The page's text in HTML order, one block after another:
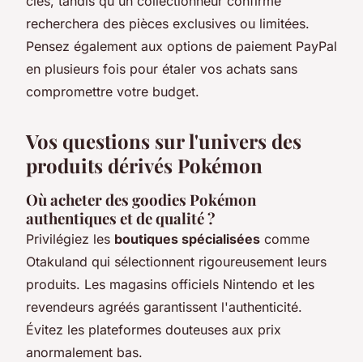
recherchera des pièces exclusives ou limitées.
Pensez également aux options de paiement PayPal
en plusieurs fois pour étaler vos achats sans
compromettre votre budget.
Vos questions sur l'univers des
produits dérivés Pokémon
Où acheter des goodies Pokémon
authentiques et de qualité ?
Privilégiez les boutiques spécialisées comme
Otakuland qui sélectionnent rigoureusement leurs
produits. Les magasins officiels Nintendo et les
revendeurs agréés garantissent l'authenticité.
Évitez les plateformes douteuses aux prix
anormalement bas.